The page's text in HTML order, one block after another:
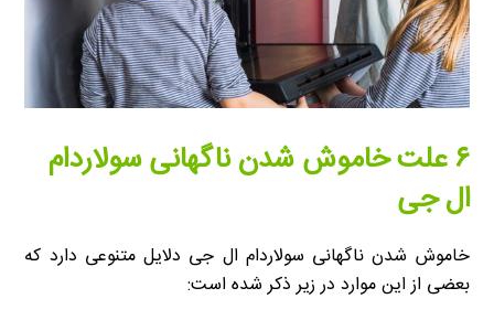
۶ علت خاموش شدن ناگهانی سولاردام
ال جی
خاموش شدن ناگهانی سولاردام ال جی دلایل متنوعی دارد که
بعضی از این موارد در زیر ذکر شده است: